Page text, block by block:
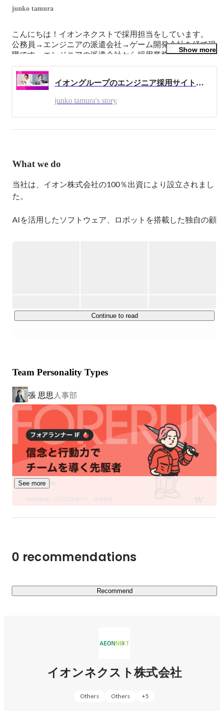
junko tamura
こんにちは！イオンネクストで採用担当をしています。
公務員→エンジニアの派遣会社→ゲーム開発会社を経て現
職です。エンジニアの派遣会社から採用業務に携わり、計
8年くらい採用を経験しています。
会社の「この人と働きたい！」という思いと、候補者の
「この会社で働きたい！」という思い、双方をマッチング
できることが採用業務の楽しみだと思っています。
週末はホットヨガでリフレッシュしています。
イオンネクストのビジネスに興味を持っていただき、とも
Show more
イオングループのエンジニア採用サイトが公開されました！
junko tamura's story
What we do
当社は、イオン株式会社の100％出資により設立されまし
た。
AIを活用したソフトウェア、ロボットを搭載した独自の顧
買い物や家事に費やす時間を節約できるだけでなく、
Green Beansの商品やサービスを通じて、お客さまが楽し
く充実した時間を創り暮らしを変えていくブランドです。
Continue to read
Team Personality Types
張 思思 人事部
See more
0 recommendations
Recommend
イオンネクスト株式会社
Others Others +5